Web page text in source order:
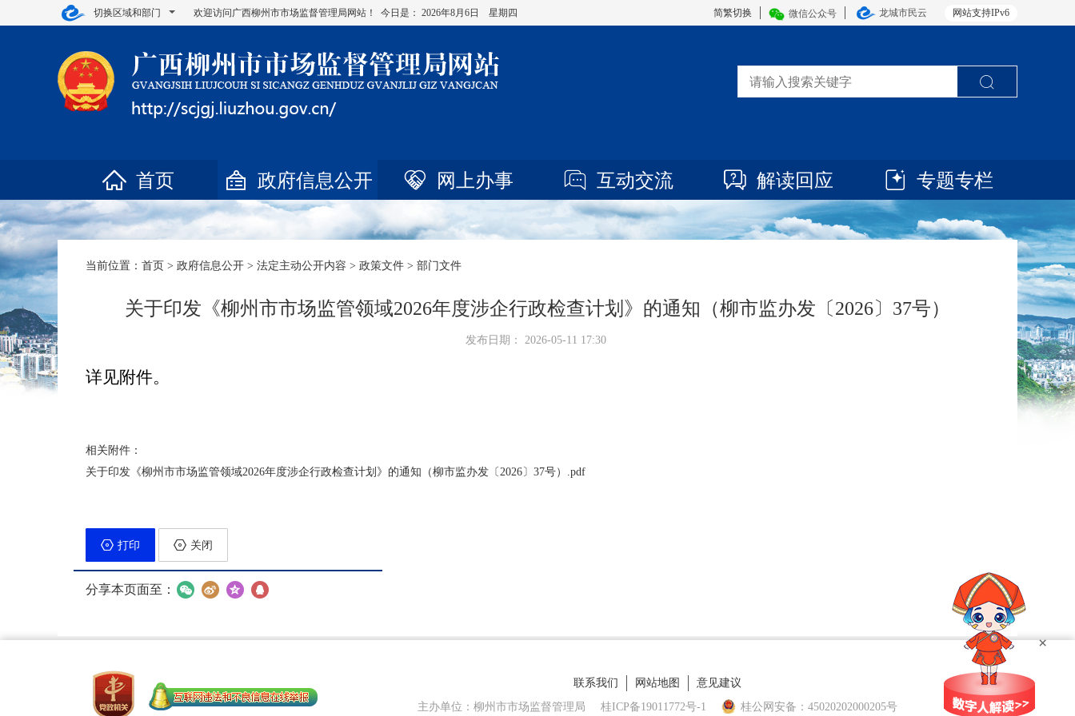
切换区域和部门 网站支持IPv6
简繁切换 微信公众号 龙城市民云
欢迎访问广西柳州市市场监督管理局网站！ 今日是： 2026年8月6日 星期四
首页 政府信息公开 网上办事 互动交流 解读回应 专题专栏
当前位置： 首页 > 政府信息公开 > 法定主动公开内容 > 政策文件 > 部门文件
关于印发《柳州市市场监管领域2026年度涉企行政检查计划》的通知（柳市监办发〔2026〕37号）
发布日期： 2026-05-11 17:30
详见附件。
相关附件：
关于印发《柳州市市场监管领域2026年度涉企行政检查计划》的通知（柳市监办发〔2026〕37号）.pdf
打印 关闭
分享本页面至：
×
联系我们 网站地图
意见建议
主办单位：柳州市市场监督管理局
桂ICP备19011772号-1 桂公网安备：45020202000205号